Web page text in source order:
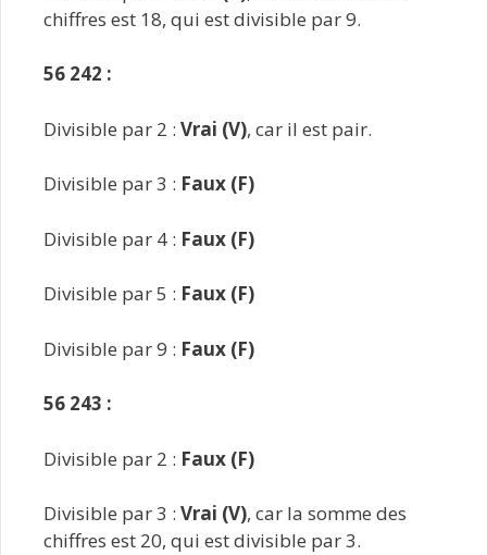
chiffres est 18, qui est divisible par 9.
56 242 :
Divisible par 2 : Vrai (V), car il est pair.
Divisible par 3 : Faux (F)
Divisible par 4 : Faux (F)
Divisible par 5 : Faux (F)
Divisible par 9 : Faux (F)
56 243 :
Divisible par 2 : Faux (F)
Divisible par 3 : Vrai (V), car la somme des
chiffres est 20, qui est divisible par 3.